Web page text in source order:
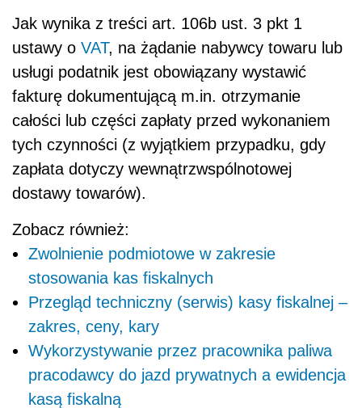
Jak wynika z treści art. 106b ust. 3 pkt 1
ustawy o VAT, na żądanie nabywcy towaru lub
usługi podatnik jest obowiązany wystawić
fakturę dokumentującą m.in. otrzymanie
całości lub części zapłaty przed wykonaniem
tych czynności (z wyjątkiem przypadku, gdy
zapłata dotyczy wewnątrzwspólnotowej
dostawy towarów).
Zobacz również:
Zwolnienie podmiotowe w zakresie
stosowania kas fiskalnych
Przegląd techniczny (serwis) kasy fiskalnej –
zakres, ceny, kary
Wykorzystywanie przez pracownika paliwa
pracodawcy do jazd prywatnych a ewidencja
kasą fiskalną